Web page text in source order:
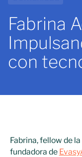
Fabrina
con
Fabrina, fellow de
fundadora de